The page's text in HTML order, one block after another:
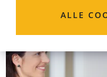
ALLE